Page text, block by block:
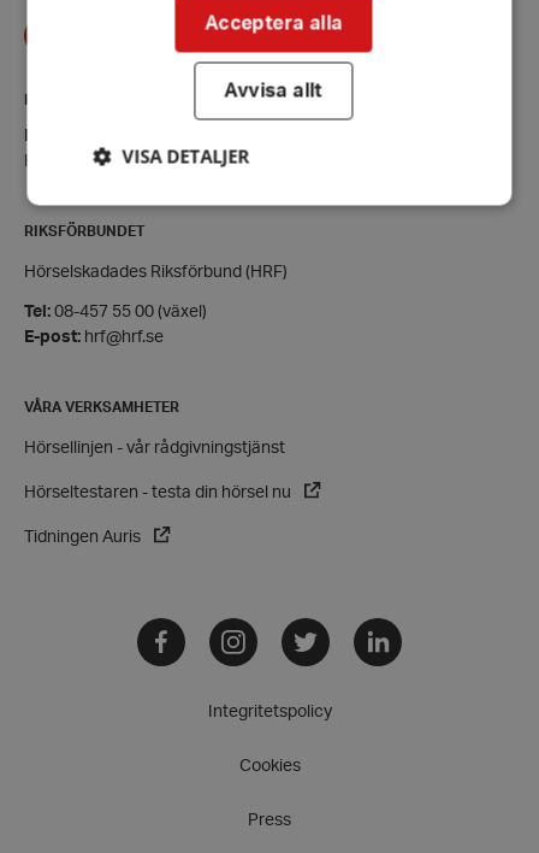
Kontaktsida
RIKSFÖRBUNDET
Hörselskadades Riksförbund (HRF)
Tel: 08-457 55 00 (växel)
E-post: hrf@hrf.se
VÅRA VERKSAMHETER
Hörsellinjen - vår rådgivningstjänst
Hörseltestaren - testa din hörsel nu
Tidningen Auris
FacebookInstagramTwitter LinkedIn
Integritetspolicy
Cookies
Press
Acceptera alla
Avvisa allt
VISA DETALJER
Strikt nödvändiga kakor tillåter
Namn
hrf-popup-closed-*
wordpress_test_cookie